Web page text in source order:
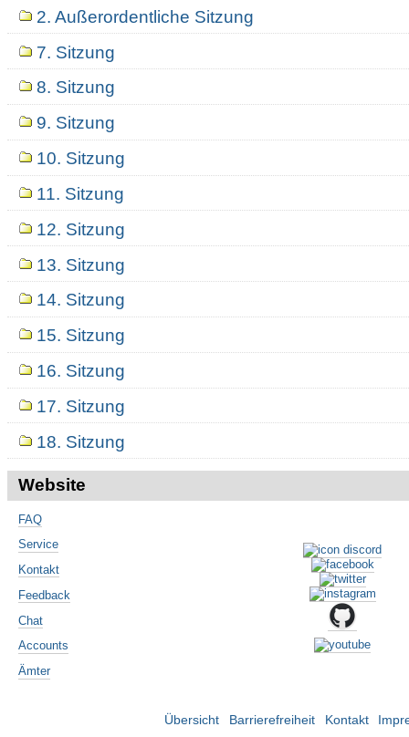
2. Außerordentliche Sitzung
7. Sitzung
8. Sitzung
9. Sitzung
10. Sitzung
11. Sitzung
12. Sitzung
13. Sitzung
14. Sitzung
15. Sitzung
16. Sitzung
17. Sitzung
18. Sitzung
Website
FAQ
Service
Kontakt
Feedback
Chat
Accounts
Ämter
Übersicht Barrierefreiheit Kontakt